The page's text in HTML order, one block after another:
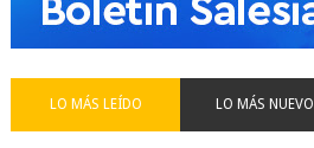
LO MÁS LEÍDO LO MÁS NUEVO